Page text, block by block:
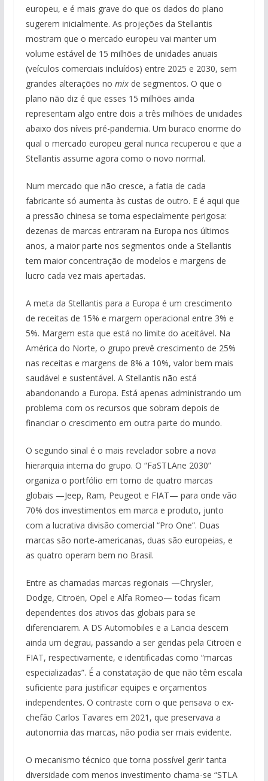
europeu, e é mais grave do que os dados do plano
sugerem inicialmente. As projeções da Stellantis
mostram que o mercado europeu vai manter um
volume estável de 15 milhões de unidades anuais
(veículos comerciais incluídos) entre 2025 e 2030, sem
grandes alterações no mixde segmentos. O que o
plano não diz é que esses 15 milhões ainda
representam algo entre dois a três milhões de unidades
abaixo dos níveis pré-pandemia. Um buraco enorme do
qual o mercado europeu geral nunca recuperou e que a
Stellantis assume agora como o novo normal.
Num mercado que não cresce, a fatia de cada
fabricante só aumenta às custas de outro. E é aqui que
a pressão chinesa se torna especialmente perigosa:
dezenas de marcas entraram na Europa nos últimos
anos, a maior parte nos segmentos onde a Stellantis
tem maior concentração de modelos e margens de
lucro cada vez mais apertadas.
A meta da Stellantis para a Europa é um crescimento
de receitas de 15% e margem operacional entre 3% e
5%. Margem esta que está no limite do aceitável. Na
América do Norte, o grupo prevê crescimento de 25%
nas receitas e margens de 8% a 10%, valor bem mais
saudável e sustentável. A Stellantis não está
abandonando a Europa. Está apenas administrando um
problema com os recursos que sobram depois de
financiar o crescimento em outra parte do mundo.
O segundo sinal é o mais revelador sobre a nova
hierarquia interna do grupo. O “FaSTLAne 2030”
organiza o portfólio em torno de quatro marcas
globais —Jeep, Ram, Peugeot e FIAT— para onde vão
70% dos investimentos em marca e produto, junto
com a lucrativa divisão comercial “Pro One”. Duas
marcas são norte-americanas, duas são europeias, e
as quatro operam bem no Brasil.
Entre as chamadas marcas regionais —Chrysler,
Dodge, Citroën, Opel e Alfa Romeo— todas ficam
dependentes dos ativos das globais para se
diferenciarem. A DS Automobiles e a Lancia descem
ainda um degrau, passando a ser geridas pela Citroën e
FIAT, respectivamente, e identificadas como “marcas
especializadas”. É a constatação de que não têm escala
suficiente para justificar equipes e orçamentos
independentes. O contraste com o que pensava o ex-
chefão Carlos Tavares em 2021, que preservava a
autonomia das marcas, não podia ser mais evidente.
O mecanismo técnico que torna possível gerir tanta
diversidade com menos investimento chama-se “STLA